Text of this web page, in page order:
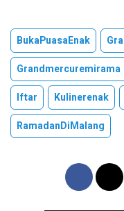
BukaPuasaEnak
Grandmercuremirama
Iftar
Kulinerenak
RamadanDiMalang